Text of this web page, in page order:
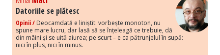
Datoriile se plătesc
Opinii / Deocamdată e liniștit: vorbește monoton, nu
spune mare lucru, dar lasă să se înțeleagă ce trebuie, dă
din mâini și se uită aiurea; pe scurt – e ca pătrunjelul în supă:
nici în plus, nici în minus.